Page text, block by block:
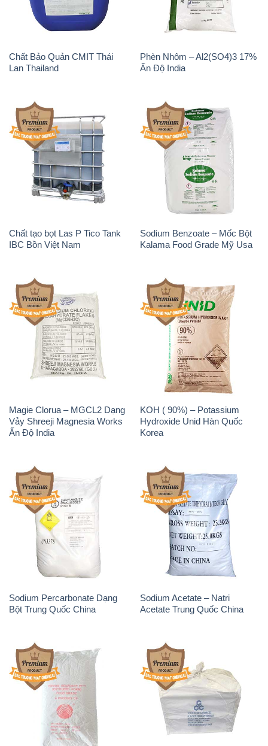
Chất Bảo Quản CMIT Thái
Lan Thailand
Phèn Nhôm – Al2(SO4)3 17%
Ấn Độ India
Chất tạo bọt Las P Tico Tank
IBC Bồn Việt Nam
Sodium Benzoate – Mốc Bột
Kalama Food Grade Mỹ Usa
Magie Clorua – MGCL2 Dạng
Vảy Shreeji Magnesia Works
Ấn Độ India
KOH ( 90%) – Potassium
Hydroxide Unid Hàn Quốc
Korea
Sodium Percarbonate Dạng
Bột Trung Quốc China
Sodium Acetate – Natri
Acetate Trung Quốc China